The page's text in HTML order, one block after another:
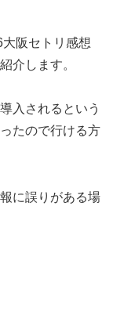
阪セトリ感想
介します。
入されるという
たので行ける方
に誤りがある場